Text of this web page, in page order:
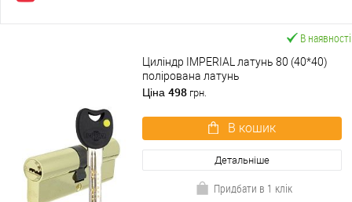
В наявності
Циліндр IMPERIAL латунь 80 (40*40)
полірована латунь
Ціна 498 грн.
В кошик
Детальніше
Придбати в 1 клік